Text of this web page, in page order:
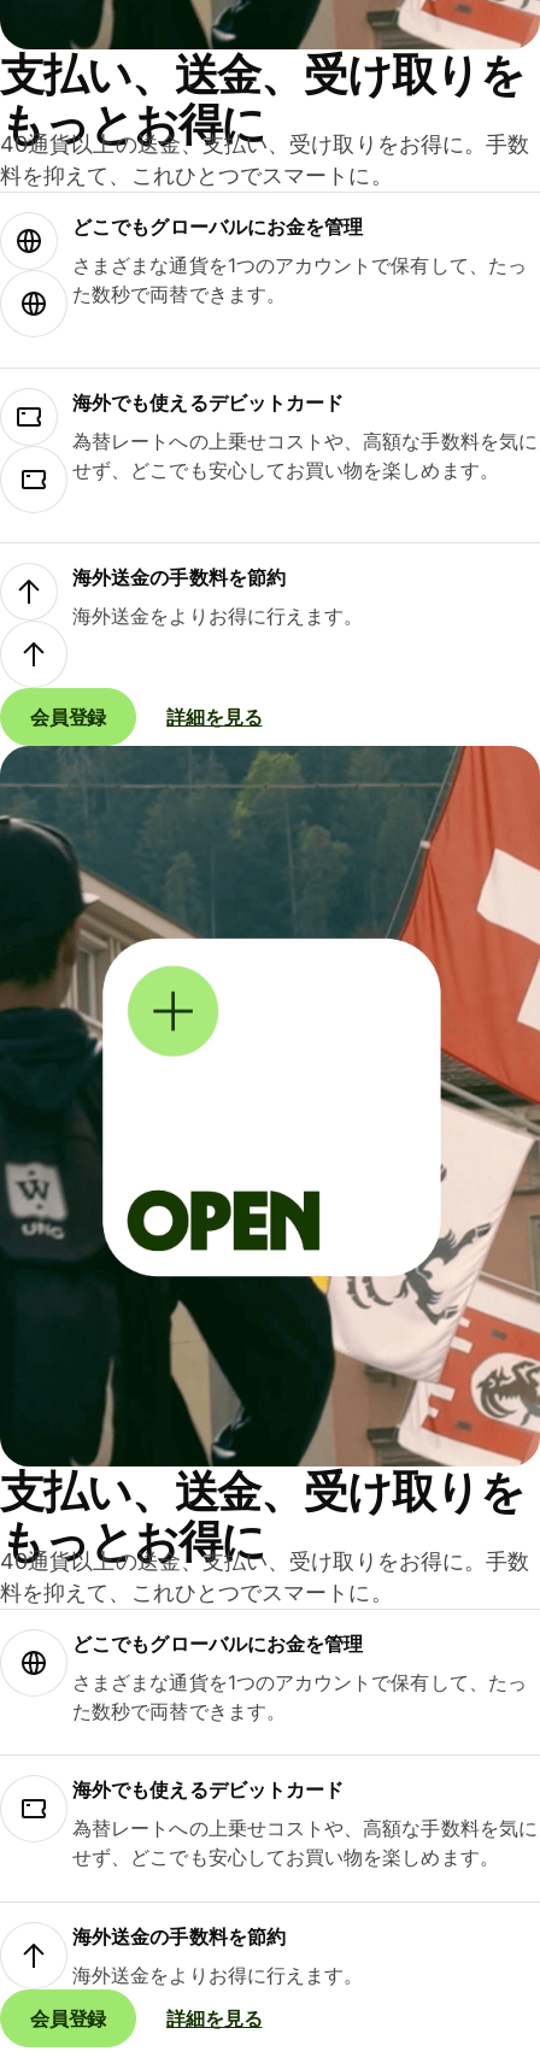
支払い、送金、受け取りを
もっとお得に
40通貨以上の送金、支払い、受け取りをお得に。手数
料を抑えて、これひとつでスマートに。
どこでもグ⁠ロ⁠ー⁠バ⁠ルにお金を管理
さまざまな通貨を1つのアカウントで保有して、たっ
た数秒で両替できます。
海外でも使えるデビットカード
為替レートへの上乗せコストや、高額な手数料を気に
せず、どこでも安心してお買い物を楽しめます。
海外送金の手数料を節約
海外送金をよりお得に行えます。
会員登録 詳細を見る
支払い、送金、受け取りを
もっとお得に
40通貨以上の送金、支払い、受け取りをお得に。手数
料を抑えて、これひとつでスマートに。
どこでもグ⁠ロ⁠ー⁠バ⁠ルにお金を管理
さまざまな通貨を1つのアカウントで保有して、たっ
た数秒で両替できます。
海外でも使えるデビットカード
為替レートへの上乗せコストや、高額な手数料を気に
せず、どこでも安心してお買い物を楽しめます。
海外送金の手数料を節約
海外送金をよりお得に行えます。
会員登録
詳細を見る